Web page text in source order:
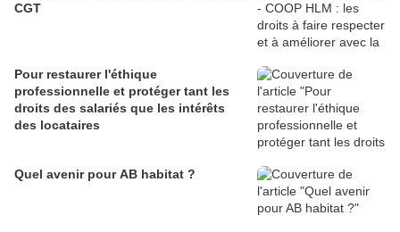
CGT
Pour restaurer l'éthique
professionnelle et protéger tant les
droits des salariés que les intérêts
des locataires
Quel avenir pour AB habitat ?